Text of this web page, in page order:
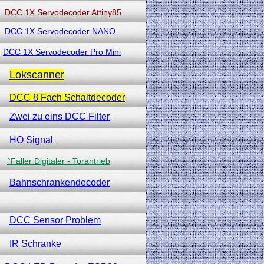
DCC 1X Servodecoder Attiny85
DCC 1X Servodecoder NANO
DCC 1X Servodecoder Pro Mini
Lokscanner
DCC 8 Fach Schaltdecoder
Zwei zu eins DCC Filter
HO Signal
°Faller Digitaler - Torantrieb
Bahnschrankendecoder
DCC Sensor Problem
IR Schranke